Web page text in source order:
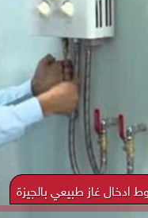
ادخال غاز طبيعي بالجيزة